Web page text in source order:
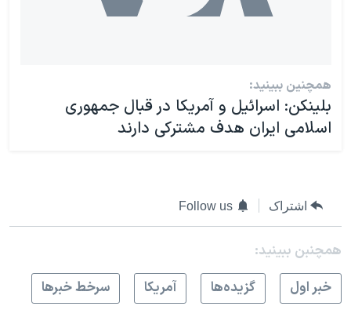
همچنین ببینید:
بلینکن: اسرائیل و آمریکا در قبال جمهوری
اسلامی ایران هدف مشترکی دارند
اشتراک Follow us
همچنبن ببینید:
خبر اول
گزيده‌ها آمريکا سرخط خبرها